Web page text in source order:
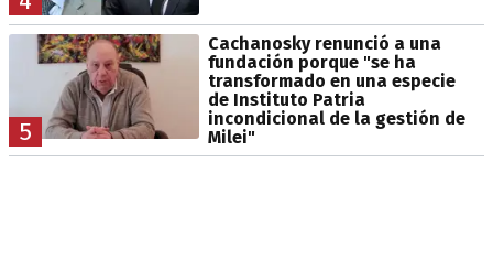
5
Cachanosky renunció a una
fundación porque "se ha
transformado en una especie
de Instituto Patria
incondicional de la gestión de
Milei"